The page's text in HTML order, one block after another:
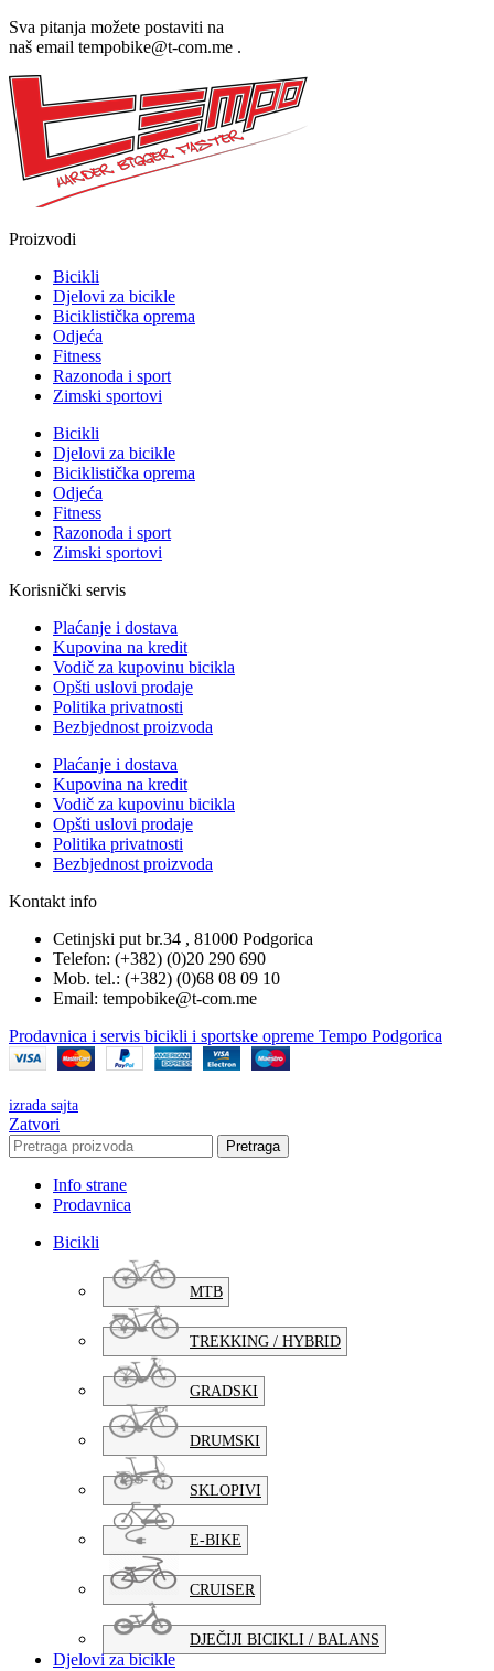
Sva pitanja možete postaviti na
naš email tempobike@t-com.me .
Proizvodi
Bicikli
Djelovi za bicikle
Biciklistička oprema
Odjeća
Fitness
Razonoda i sport
Zimski sportovi
Bicikli
Djelovi za bicikle
Biciklistička oprema
Odjeća
Fitness
Razonoda i sport
Zimski sportovi
Korisnički servis
Plaćanje i dostava
Kupovina na kredit
Vodič za kupovinu bicikla
Opšti uslovi prodaje
Politika privatnosti
Bezbjednost proizvoda
Plaćanje i dostava
Kupovina na kredit
Vodič za kupovinu bicikla
Opšti uslovi prodaje
Politika privatnosti
Bezbjednost proizvoda
Kontakt info
Cetinjski put br.34 , 81000 Podgorica
Telefon: (+382) (0)20 290 690
Mob. tel.: (+382) (0)68 08 09 10
Email: tempobike@t-com.me
Prodavnica i servis bicikli i sportske opreme Tempo Podgorica
izrada sajta
Zatvori
Pretraga
Info strane
Prodavnica
Bicikli
MTB
TREKKING / HYBRID
GRADSKI
DRUMSKI
SKLOPIVI
E-BIKE
CRUISER
DJEČIJI BICIKLI / BALANS
Djelovi za bicikle